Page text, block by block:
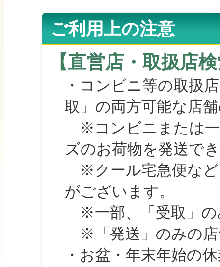
ご利用上の注意
【直営店・取扱店
・コンビニ等の取扱
取」の両方可能な店
※コンビニまたは一
ズのお荷物を発送で
※クール宅急便など
がございます。
※一部、「受取」の
※「発送」のみの店
・お盆・年末年始の